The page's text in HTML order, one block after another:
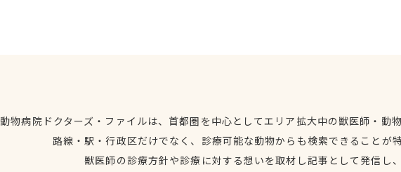
動物病院ドクターズ・ファイルは、首都圏を中心としてエリア拡大中の獣医師・動
路線・駅・行政区だけでなく、診療可能な動物からも検索できることが
獣医師の診療方針や診療に対する想いを取材し記事として発信し